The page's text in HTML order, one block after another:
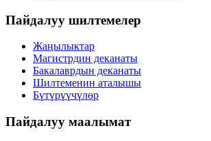
Пайдалуу шилтемелер
Жаңылыктар
Магистрдин деканаты
Бакалаврдын деканаты
Шилтеменин аталышы
Бүтүрүүчүлөр
Пайдалуу маалымат